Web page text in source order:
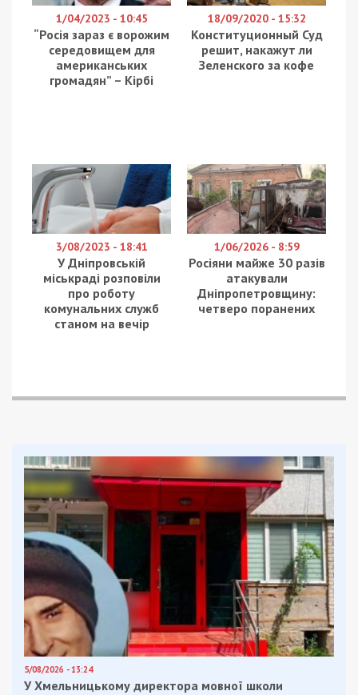
1/04/2023 - 10:45
“Росія зараз є ворожим
середовищем для
американських
громадян” – Кірбі
18/09/2020 - 15:32
Конституционный Суд
решит, накажут ли
Зеленского за кофе
3/08/2023 - 18:41
У Дніпровській
міськраді розповіли
про роботу
комунальних служб
станом на вечір
1/06/2026 - 8:59
Росіяни майже 30 разів
атакували
Дніпропетровщину:
четверо поранених
5/08/2026 - 13:24
У Хмельницькому директора мовної школи